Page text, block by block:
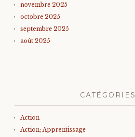
novembre 2025
octobre 2025
septembre 2025
août 2025
CATÉGORIES
Action
Action; Apprentissage